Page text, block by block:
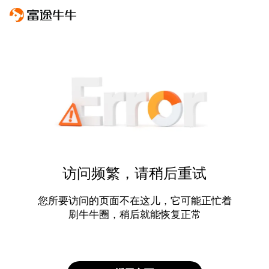
访问频繁，请稍后重试
您所要访问的页面不在这儿，它可能正忙着
刷牛牛圈，稍后就能恢复正常